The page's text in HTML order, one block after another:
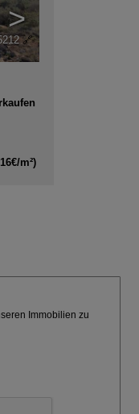
>
🔗
m²)
Immobilien zu